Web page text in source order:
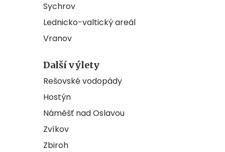
Sychrov
Lednicko-valtický areál
Vranov
Další výlety
Rešovské vodopády
Hostýn
Náměšť nad Oslavou
Zvíkov
Zbiroh